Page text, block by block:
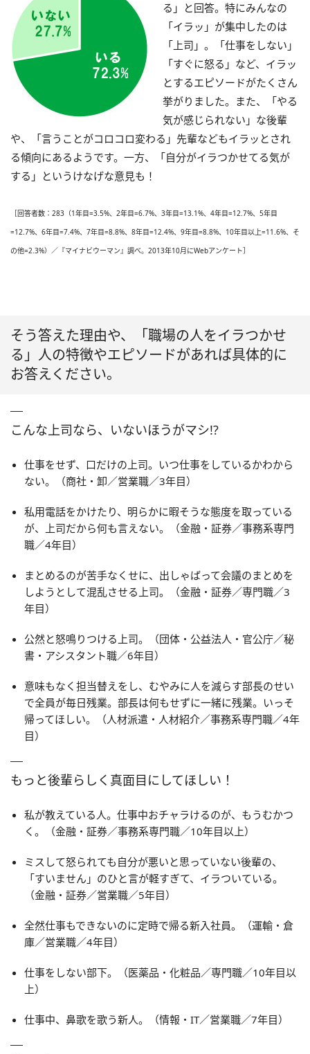
る」と回答。特にみんなの
「イラッ」が集中したのは
「上司」。「仕事をしない」
「すぐに怒る」など、イラッ
とするエピソードがたくさん
挙がりました。また、「やる
気が感じられない」な後輩
や、「言うことがコロコロ変わる」先輩などもイラッとされ
る傾向にあるようです。一方、「自分がイラつかせてる気が
する」というけなげな意見も！
［回答者数：283（1年目=3.5%、2年目=6.7%、3年目=13.1%、4年目=12.7%、5年目
=12.7%、6年目=7.4%、7年目=8.8%、8年目=12.4%、9年目=8.8%、10年目以上=11.6%、そ
の他=2.3%）／『マイナビウーマン』調べ。2013年10月にWebアンケート］
そう答えた理由や、「職場の人をイラつかせ
る」人の特徴やエピソードがあれば具体的に
お答えください。
こんな上司なら、いないほうがマシ!?
仕事をせず、口だけの上司。いつ仕事をしているかわから
ない。（商社・卸／営業職／3年目）
私用電話をかけたり、明らかに暇そうな態度を取っている
が、上司だから何も言えない。（金融・証券／事務系専門
職／4年目）
まとめるのが苦手なくせに、出しゃばって会議のまとめを
しようとして混乱させる上司。（金融・証券／専門職／3
年目）
公然と怒鳴りつける上司。（団体・公益法人・官公庁／秘
書・アシスタント職／6年目）
意味もなく担当替えをし、むやみに人を減らす部長のせい
で全員が毎日残業。部長は何もせずに一緒に残業。いっそ
帰ってほしい。（人材派遣・人材紹介／事務系専門職／4年
目）
もっと後輩らしく真面目にしてほしい！
私が教えている人。仕事中おチャラけるのが、もうむかつ
く。（金融・証券／事務系専門職／10年目以上）
ミスして怒られても自分が悪いと思っていない後輩の、
「すいません」のひと言が軽すぎて、イラついている。
（金融・証券／営業職／5年目）
全然仕事もできないのに定時で帰る新入社員。（運輸・倉
庫／営業職／4年目）
仕事をしない部下。（医薬品・化粧品／専門職／10年目以
上）
仕事中、鼻歌を歌う新人。（情報・IT／営業職／7年目）